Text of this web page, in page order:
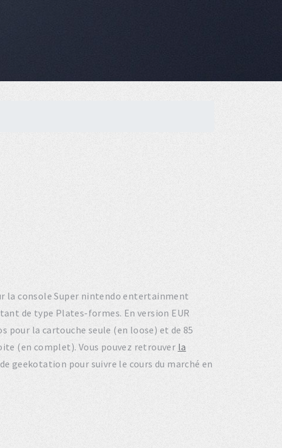
la console Super nintendo entertainment
de type Plates-formes. En version EUR
pour la cartouche seule (en loose) et de 85
(en complet). Vous pouvez retrouver la
geekotation pour suivre le cours du marché en